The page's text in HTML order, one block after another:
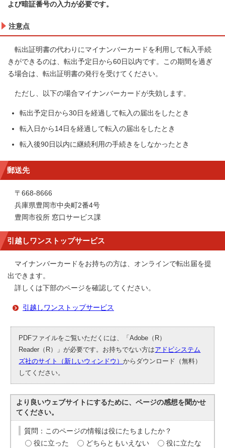
よび暗証番号の入力が必要です。
注意点
転出証明書の代わりにマイナンバーカードを利用して転入手続
きができるのは、転出予定日から60日以内です。この期間を過ぎ
る場合は、転出証明書の発行を受けてください。
ただし、以下の場合マイナンバーカードが失効します。
転出予定日から30日を経過して転入の届出をしたとき
転入日から14日を経過して転入の届出をしたとき
転入後90日以内に継続利用の手続きをしなかったとき
郵送先
〒668-8666
兵庫県豊岡市中央町2番4号
豊岡市役所 窓口サービス課
引越しワンストップサービス
マイナンバーカードをお持ちの方は、オンラインで転出届を提
出できます。
詳しくは下部のページを確認してください。
引越しワンストップサービス
PDFファイルをご覧いただくには、「Adobe（R）
Reader（R）」が必要です。お持ちでない方はアドビシステム
ズ社のサイト（新しいウィンドウ）からダウンロード（無料）
してください。
より良いウェブサイトにするために、ページの感想を聞かせ
てください。
質問：このページの情報は役にたちましたか？
役に立った
どちらともいえない
役に立たな